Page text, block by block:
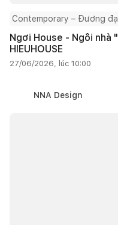
Contemporary – Đương
Ngơi House - Ngôi
HIEUHOUSE
27/06/2026, lúc 10:00
NNA Design